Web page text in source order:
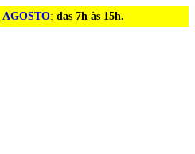
AGOSTO: das 7h às 15h.